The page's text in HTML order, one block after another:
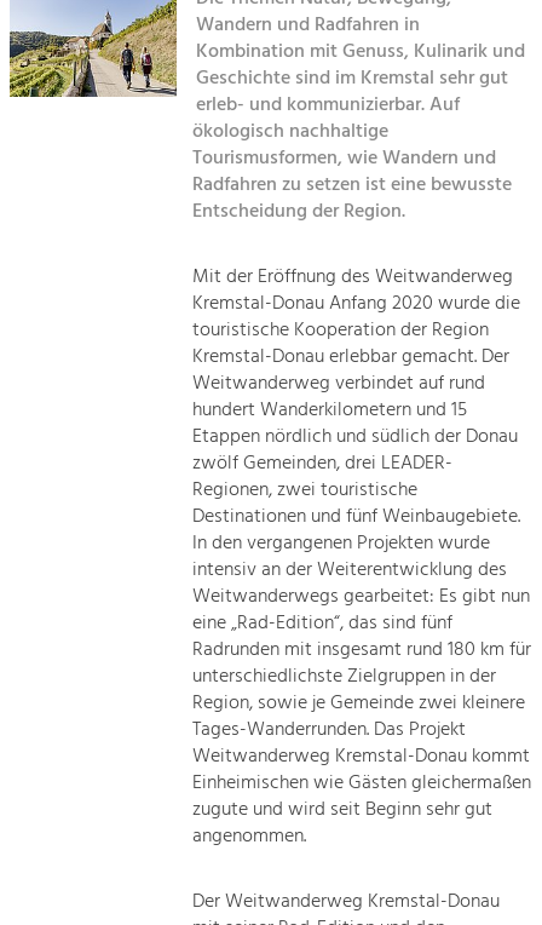
Sitemap
Kontakt
Landscape.
Tourism
Offer Development and Positioning
Art & Culture
Crafts, Science and Research.
Social Affairs, Education
Equality, Youth and Integration.
Mobility & Energy
Climate Change, Public Transport and
Renewable Energy.
Increase in Regional Value Added.
Wandern und Radfahren in
Kombination mit Genuss, Kulinarik und
Geschichte sind im Kremstal sehr gut
erleb- und kommunizierbar. Auf
ökologisch nachhaltige
Tourismusformen, wie Wandern und
Radfahren zu setzen ist eine bewusste
Entscheidung der Region.
Mit der Eröffnung des Weitwanderweg
Kremstal-Donau Anfang 2020 wurde die
touristische Kooperation der Region
Kremstal-Donau erlebbar gemacht. Der
Weitwanderweg verbindet auf rund
hundert Wanderkilometern und 15
Etappen nördlich und südlich der Donau
zwölf Gemeinden, drei LEADER-
Regionen, zwei touristische
Destinationen und fünf Weinbaugebiete.
In den vergangenen Projekten wurde
intensiv an der Weiterentwicklung des
Weitwanderwegs gearbeitet: Es gibt nun
eine „Rad-Edition“, das sind fünf
Radrunden mit insgesamt rund 180 km für
unterschiedlichste Zielgruppen in der
Region, sowie je Gemeinde zwei kleinere
Tages-Wanderrunden. Das Projekt
Weitwanderweg Kremstal-Donau kommt
Einheimischen wie Gästen gleichermaßen
zugute und wird seit Beginn sehr gut
angenommen.
Der Weitwanderweg Kremstal-Donau